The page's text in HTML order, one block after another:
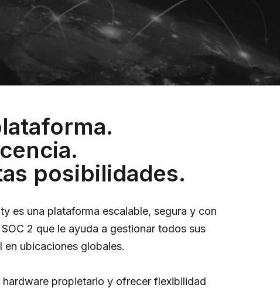
posibilidades.
es una plataforma escalable, segura y con
2 que le ayuda a gestionar todos sus
en ubicaciones globales.
hardware propietario y ofrecer flexibilidad